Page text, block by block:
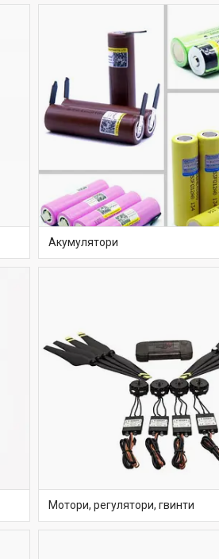
Акумулятори
Мотори, регулятори, гвинти